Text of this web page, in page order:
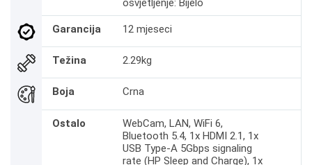
osvjetljenje: Bijelo
Garancija 12 mjeseci
Težina 2.29kg
Boja Crna
Ostalo
WebCam, LAN, WiFi 6,
Bluetooth 5.4, 1x HDMI 2.1, 1x
USB Type-A 5Gbps signaling
rate (HP Sleep and Charge), 1x